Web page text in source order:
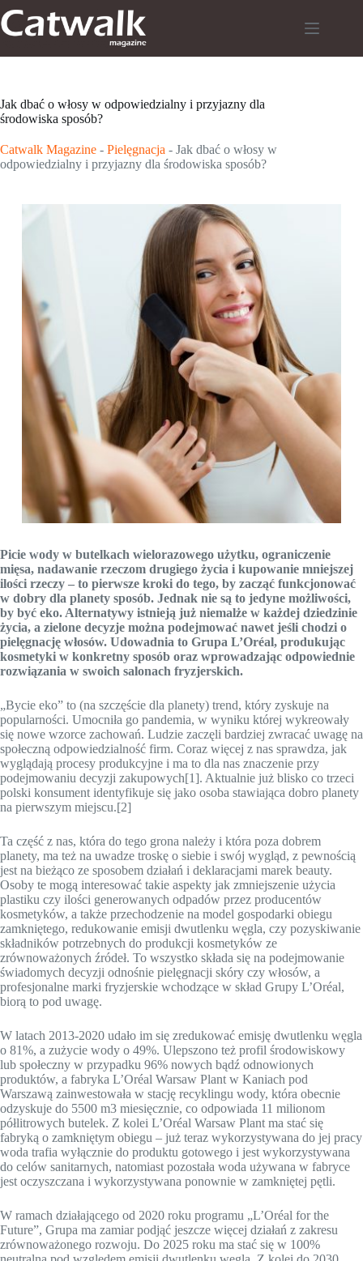
do
treści
Jak dbać o włosy w odpowiedzialny i przyjazny dla
środowiska sposób?
Catwalk Magazine - Pielęgnacja - Jak dbać o włosy w
odpowiedzialny i przyjazny dla środowiska sposób?
Picie wody w butelkach wielorazowego użytku, ograniczenie
mięsa, nadawanie rzeczom drugiego życia i kupowanie mniejszej
ilości rzeczy – to pierwsze kroki do tego, by zacząć funkcjonować
w dobry dla planety sposób. Jednak nie są to jedyne możliwości,
by być eko. Alternatywy istnieją już niemalże w każdej dziedzinie
życia, a zielone decyzje można podejmować nawet jeśli chodzi o
pielęgnację włosów. Udowadnia to Grupa L’Oréal, produkując
kosmetyki w konkretny sposób oraz wprowadzając odpowiednie
rozwiązania w swoich salonach fryzjerskich.
„Bycie eko” to (na szczęście dla planety) trend, który zyskuje na
popularności. Umocniła go pandemia, w wyniku której wykreowały
się nowe wzorce zachowań. Ludzie zaczęli bardziej zwracać uwagę na
społeczną odpowiedzialność firm. Coraz więcej z nas sprawdza, jak
wyglądają procesy produkcyjne i ma to dla nas znaczenie przy
podejmowaniu decyzji zakupowych[1]. Aktualnie już blisko co trzeci
polski konsument identyfikuje się jako osoba stawiająca dobro planety
na pierwszym miejscu.[2]
Ta część z nas, która do tego grona należy i która poza dobrem
planety, ma też na uwadze troskę o siebie i swój wygląd, z pewnością
jest na bieżąco ze sposobem działań i deklaracjami marek beauty.
Osoby te mogą interesować takie aspekty jak zmniejszenie użycia
plastiku czy ilości generowanych odpadów przez producentów
kosmetyków, a także przechodzenie na model gospodarki obiegu
zamkniętego, redukowanie emisji dwutlenku węgla, czy pozyskiwanie
składników potrzebnych do produkcji kosmetyków ze
zrównoważonych źródeł. To wszystko składa się na podejmowanie
świadomych decyzji odnośnie pielęgnacji skóry czy włosów, a
profesjonalne marki fryzjerskie wchodzące w skład Grupy L’Oréal,
biorą to pod uwagę.
W latach 2013-2020 udało im się zredukować emisję dwutlenku węgla
o 81%, a zużycie wody o 49%. Ulepszono też profil środowiskowy
lub społeczny w przypadku 96% nowych bądź odnowionych
produktów, a fabryka L’Oréal Warsaw Plant w Kaniach pod
Warszawą zainwestowała w stację recyklingu wody, która obecnie
odzyskuje do 5500 m3 miesięcznie, co odpowiada 11 milionom
półlitrowych butelek. Z kolei L’Oréal Warsaw Plant ma stać się
fabryką o zamkniętym obiegu – już teraz wykorzystywana do jej pracy
woda trafia wyłącznie do produktu gotowego i jest wykorzystywana
do celów sanitarnych, natomiast pozostała woda używana w fabryce
jest oczyszczana i wykorzystywana ponownie w zamkniętej pętli.
W ramach działającego od 2020 roku programu „L’Oréal for the
Future”, Grupa ma zamiar podjąć jeszcze więcej działań z zakresu
zrównoważonego rozwoju. Do 2025 roku ma stać się w 100%